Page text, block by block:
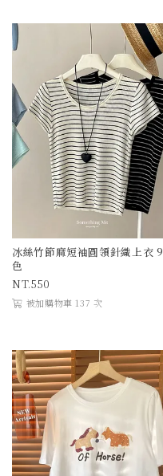
冰絲竹節麻短袖圓領針織上衣 9
色
550
被加購物車 137 次